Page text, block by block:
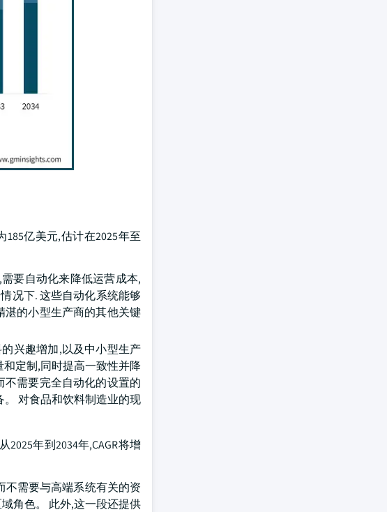
亿美元,估计在2025年至
要自动化来降低运营成本,
况下. 这些自动化系统能够
湛的小型生产商的其他关键
兴趣增加,以及中小型生产
定制,同时提高一致性并降
需要完全自动化的设置的
对食品和饮料制造业的现
年到2034年,CAGR将增
不需要与高端系统有关的资
角色。 此外,这一段还提供